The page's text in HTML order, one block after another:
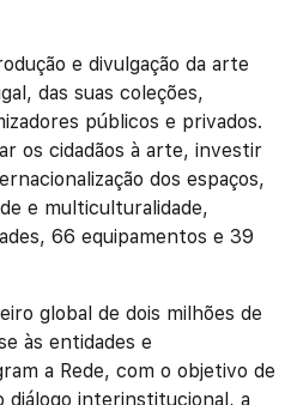
e divulgação da arte
das suas coleções,
públicos e privados.
os cidadãos à arte, investir
dos espaços,
e multiculturalidade,
66 equipamentos e 39
global de dois milhões de
às entidades e
a Rede, com o objetivo de
diálogo interinstitucional, a